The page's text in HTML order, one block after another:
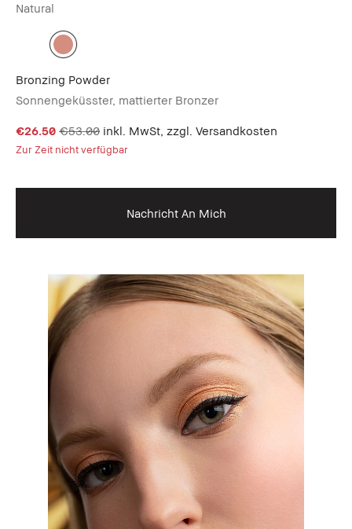
Natural
Bronzing Powder
Sonnengeküsster, mattierter Bronzer
€26.50 €53.00 inkl. MwSt, zzgl. Versandkosten
Zur Zeit nicht verfügbar
Nachricht An Mich